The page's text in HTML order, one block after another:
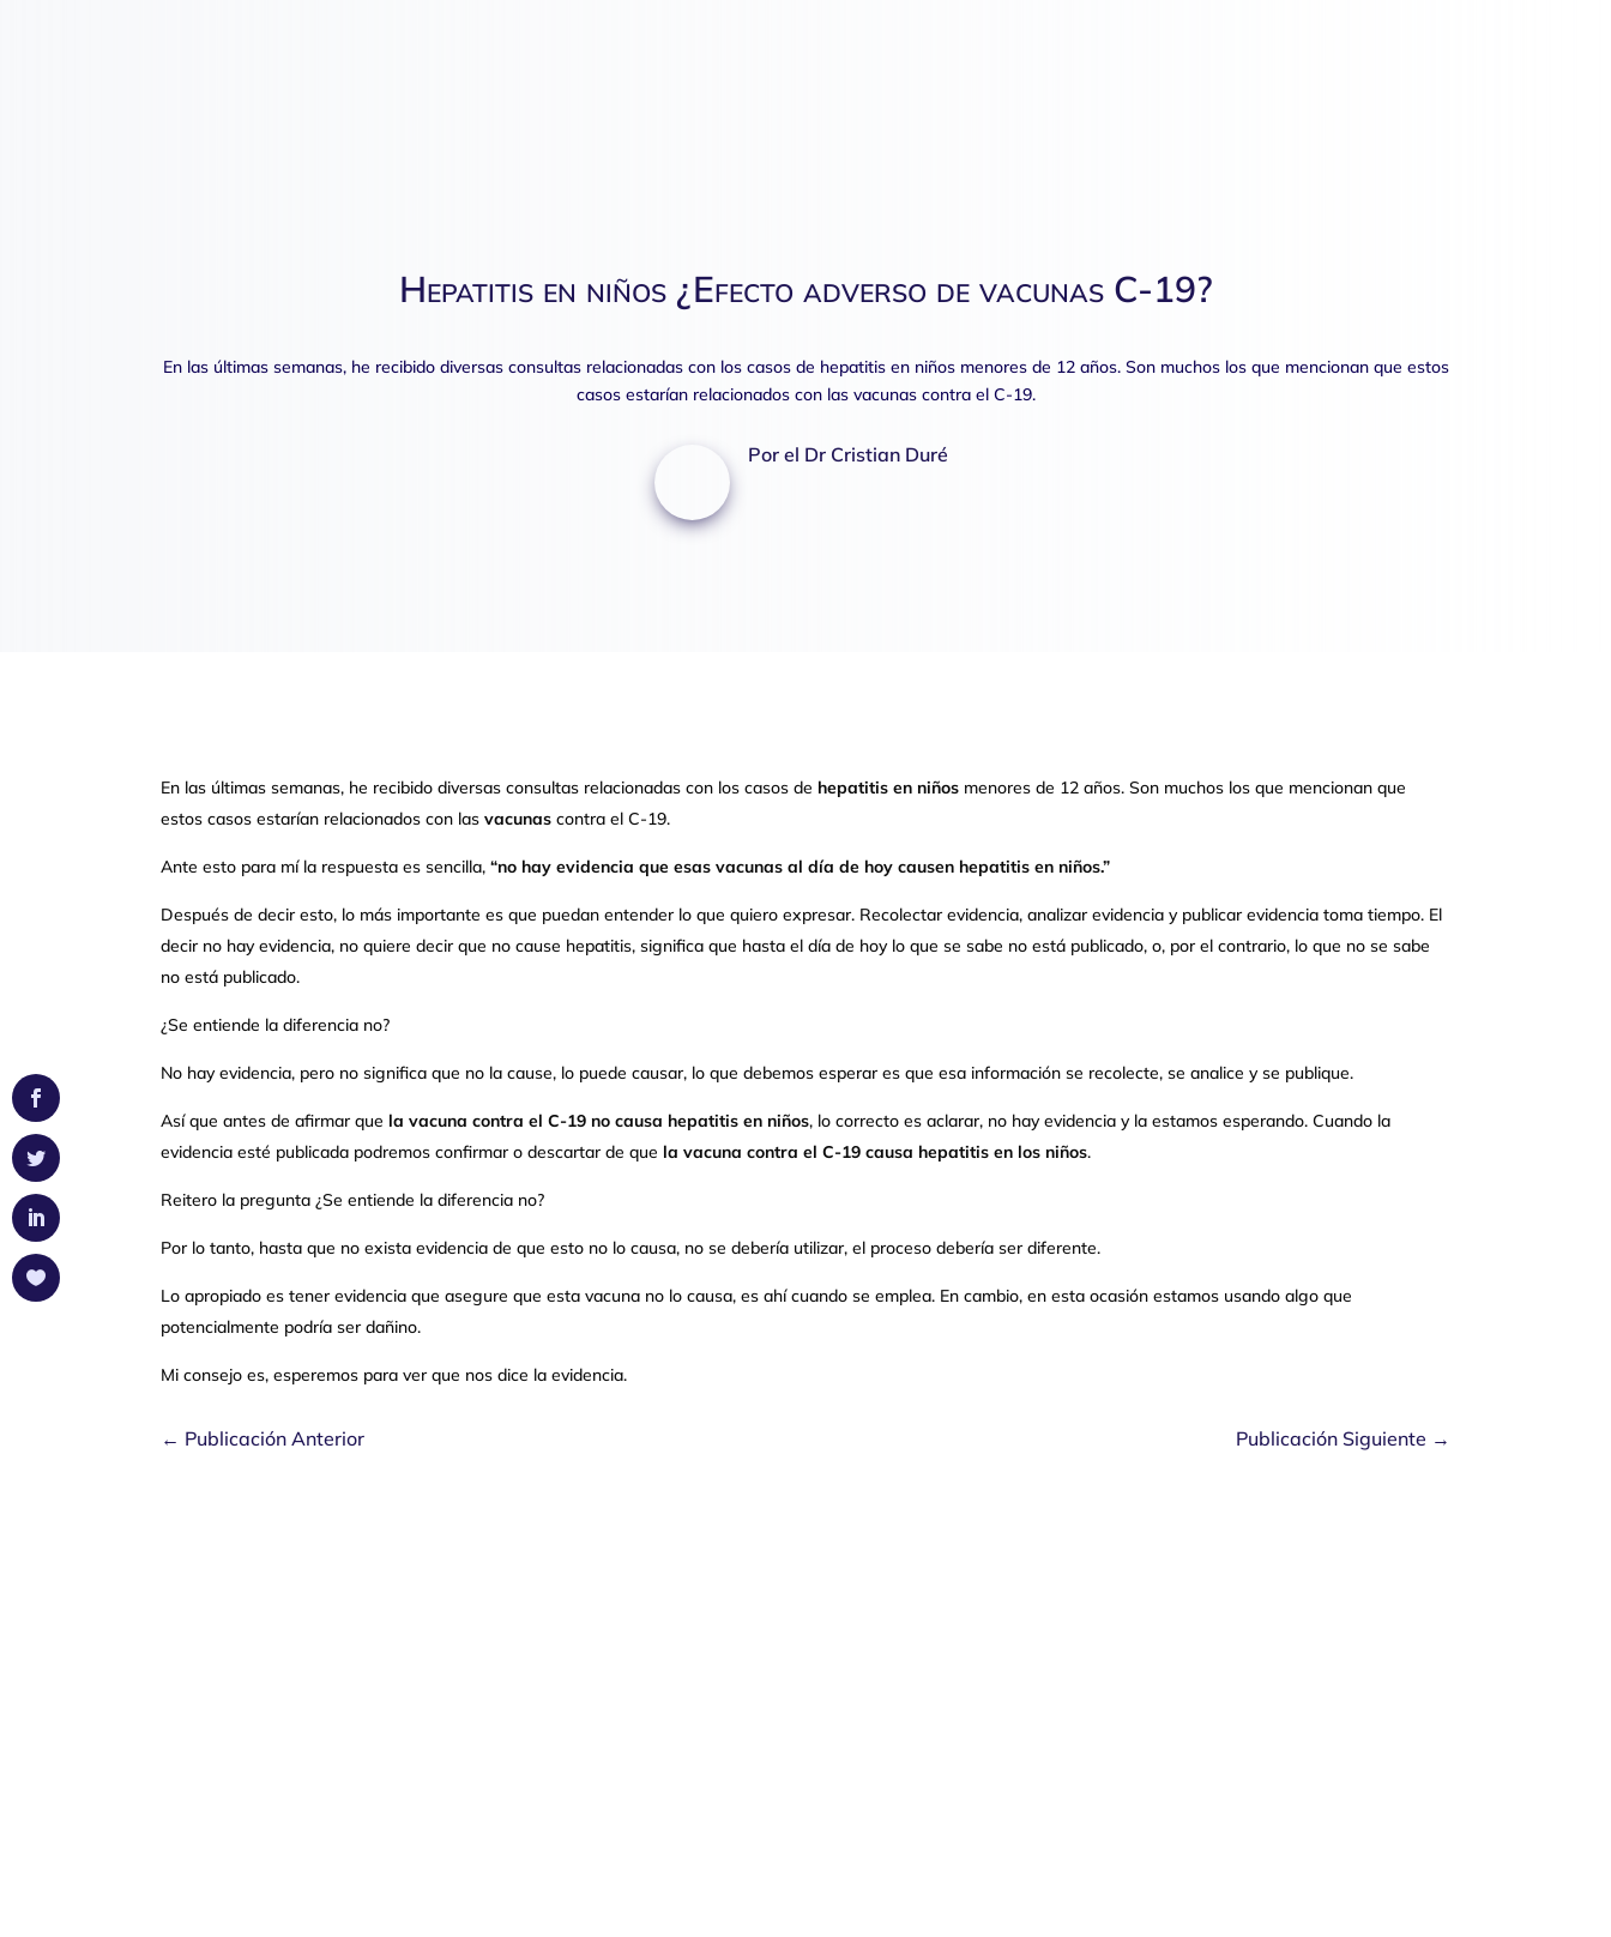
Hepatitis en niños ¿Efecto adverso de vacunas C-19?
En las últimas semanas, he recibido diversas consultas relacionadas con los casos de hepatitis en niños menores de 12 años. Son muchos los que mencionan que estos
casos estarían relacionados con las vacunas contra el C-19.
Por el Dr Cristian Duré
En las últimas semanas, he recibido diversas consultas relacionadas con los casos de hepatitis en niños menores de 12 años. Son muchos los que mencionan que
estos casos estarían relacionados con lasvacunascontra el C-19.
Ante esto para mí la respuesta es sencilla,“no hay evidencia que esas vacunas al día de hoy causen hepatitis en niños.”
Después de decir esto, lo más importante es que puedan entender lo que quiero expresar. Recolectar evidencia, analizar evidencia y publicar evidencia toma tiempo. El
decir no hay evidencia, no quiere decir que no cause hepatitis, significa que hasta el día de hoy lo que se sabe no está publicado, o, por el contrario, lo que no se sabe
no está publicado.
¿Se entiende la diferencia no?
No hay evidencia, pero no significa que no la cause, lo puede causar, lo que debemos esperar es que esa información se recolecte, se analice y se publique.
Así que antes de afirmar que la vacuna contra el C-19 no causa hepatitis en niños, lo correcto es aclarar, no hay evidencia y la estamos esperando. Cuando la
evidencia esté publicada podremos confirmar o descartar de que la vacuna contra el C-19 causa hepatitis en los niños.
Reitero la pregunta ¿Se entiende la diferencia no?
Por lo tanto, hasta que no exista evidencia de que esto no lo causa, no se debería utilizar, el proceso debería ser diferente.
Lo apropiado es tener evidencia que asegure que esta vacuna no lo causa, es ahí cuando se emplea. En cambio, en esta ocasión estamos usando algo que
potencialmente podría ser dañino.
Mi consejo es, esperemos para ver que nos dice la evidencia.
← Publicación Anterior Publicación Siguiente →